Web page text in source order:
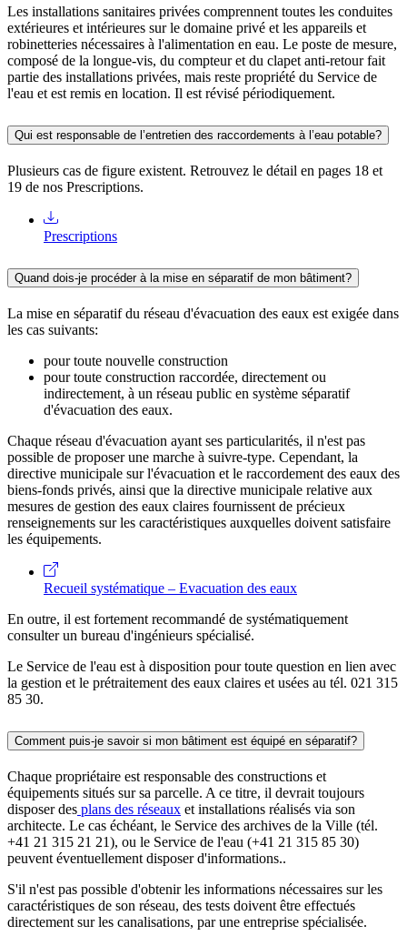
Les installations sanitaires privées comprennent toutes les conduites
extérieures et intérieures sur le domaine privé et les appareils et
robinetteries nécessaires à l'alimentation en eau. Le poste de mesure,
composé de la longue-vis, du compteur et du clapet anti-retour fait
partie des installations privées, mais reste propriété du Service de
l'eau et est remis en location. Il est révisé périodiquement.
Qui est responsable de l’entretien des raccordements à l’eau potable?
Plusieurs cas de figure existent. Retrouvez le détail en pages 18 et
19 de nos Prescriptions.
Prescriptions
Quand dois-je procéder à la mise en séparatif de mon bâtiment?
La mise en séparatif du réseau d'évacuation des eaux est exigée dans
les cas suivants:
pour toute nouvelle construction
pour toute construction raccordée, directement ou
indirectement, à un réseau public en système séparatif
d'évacuation des eaux.
Chaque réseau d'évacuation ayant ses particularités, il n'est pas
possible de proposer une marche à suivre-type. Cependant, la
directive municipale sur l'évacuation et le raccordement des eaux des
biens-fonds privés, ainsi que la directive municipale relative aux
mesures de gestion des eaux claires fournissent de précieux
renseignements sur les caractéristiques auxquelles doivent satisfaire
les équipements.
Recueil systématique – Evacuation des eaux
En outre, il est fortement recommandé de systématiquement
consulter un bureau d'ingénieurs spécialisé.
Le Service de l'eau est à disposition pour toute question en lien avec
la gestion et le prétraitement des eaux claires et usées au tél. 021 315
85 30.
Comment puis-je savoir si mon bâtiment est équipé en séparatif?
Chaque propriétaire est responsable des constructions et
équipements situés sur sa parcelle. A ce titre, il devrait toujours
disposer des plans des réseaux et installations réalisés via son
architecte. Le cas échéant, le Service des archives de la Ville (tél.
+41 21 315 21 21), ou le Service de l'eau (+41 21 315 85 30)
peuvent éventuellement disposer d'informations..
S'il n'est pas possible d'obtenir les informations nécessaires sur les
caractéristiques de son réseau, des tests doivent être effectués
directement sur les canalisations, par une entreprise spécialisée.